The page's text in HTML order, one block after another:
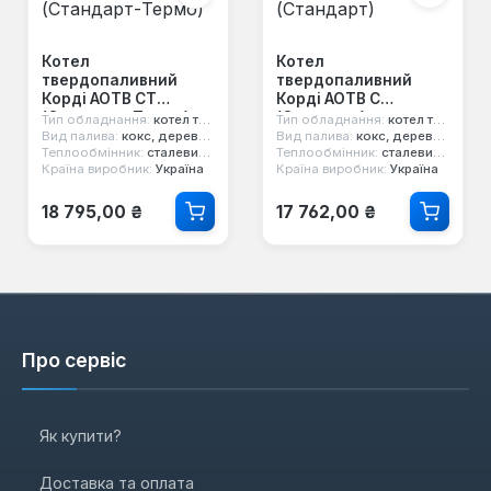
Котел
твердопаливний
Корді АОТВ СТ
(Стандарт-Термо)
Тип обладнання: котел твердопаливний
Вид палива: кокс, дерево, вугілля
Теплообмінник: сталевий 6 мм
Країна виробник: Україна
Звичайна ціна:
18 795,00 ₴
Котел
твердопаливний
Корді АОТВ С
(Стандарт)
Тип обладнання: котел твердопаливний
Вид палива: кокс, дерево, вугілля
Теплообмінник: сталевий 4 мм
Країна виробник: Україна
Звичайна ціна:
17 762,00 ₴
Про сервіс
Як купити?
Доставка та оплата